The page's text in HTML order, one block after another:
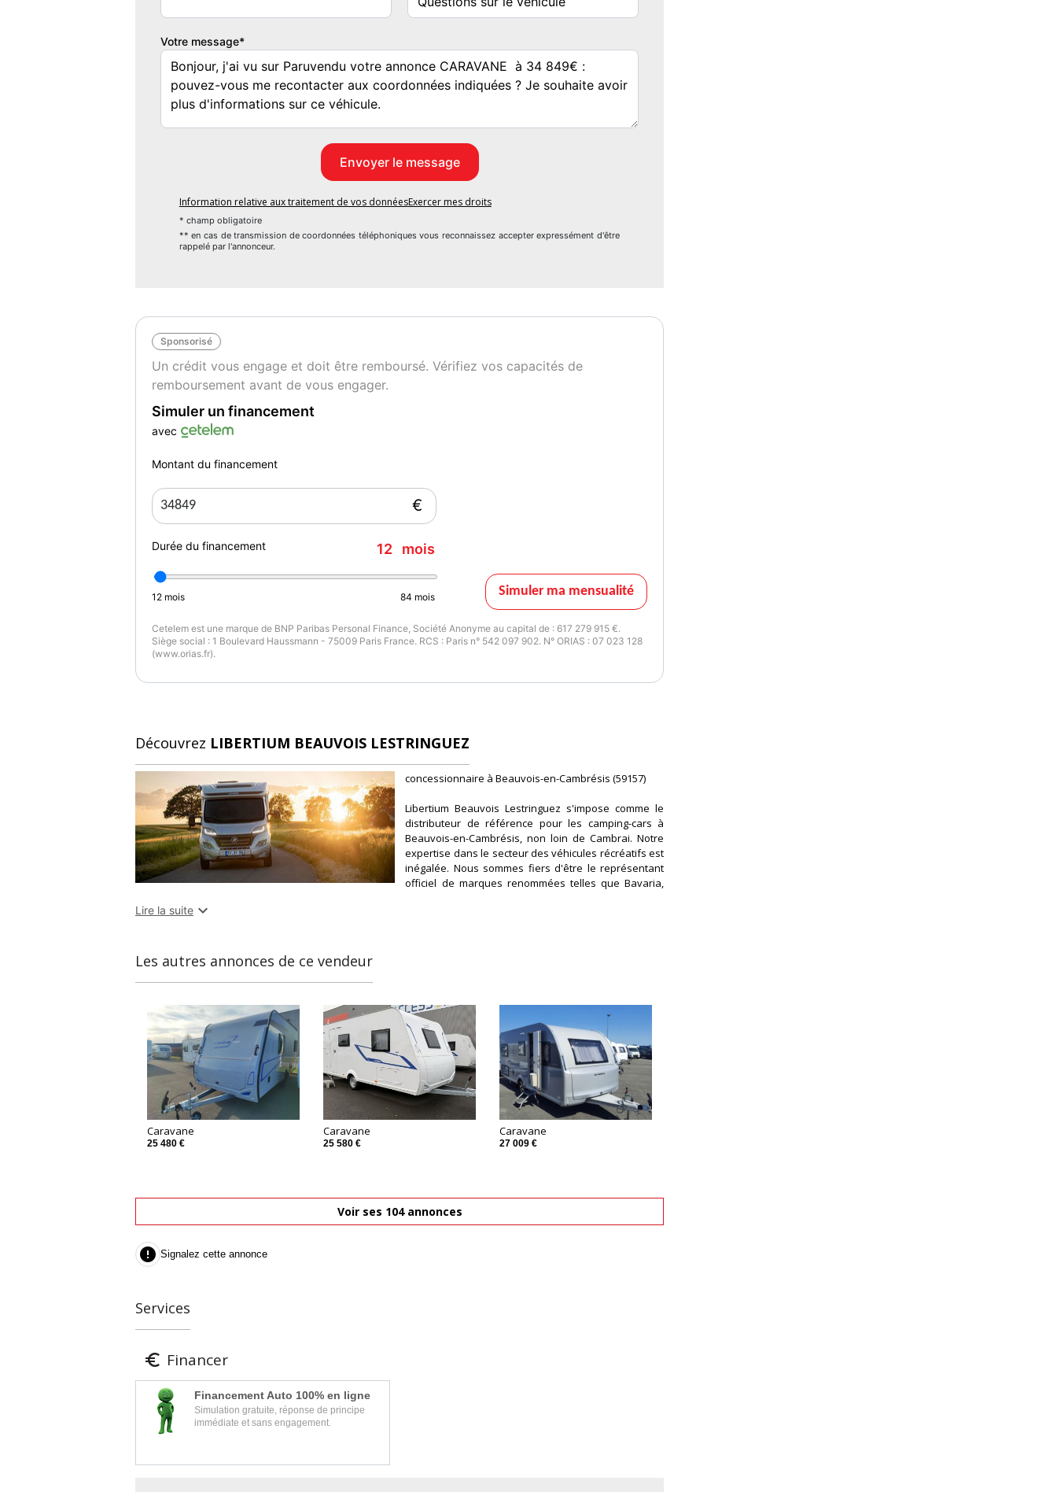
Votre message*
Information relative aux traitement de vos donnéesExercer mes droits
* champ obligatoire
** en cas de transmission de coordonnées téléphoniques vous reconnaissez accepter expressément d'être
rappelé par l'annonceur.
Sponsorisé
Un crédit vous engage et doit être remboursé. Vérifiez vos capacités de
remboursement avant de vous engager.
Simuler un financement
avec
Montant du financement
€
Durée du financement 12 mois
12 mois 84 mois Simuler ma mensualité
Cetelem est une marque de BNP Paribas Personal Finance, Société Anonyme au capital de : 617 279 915 €.
Siège social : 1 Boulevard Haussmann - 75009 Paris France. RCS : Paris n° 542 097 902. N° ORIAS : 07 023 128
(www.orias.fr).
Découvrez LIBERTIUM BEAUVOIS LESTRINGUEZ
concessionnaire à Beauvois-en-Cambrésis (59157)
Libertium Beauvois Lestringuez s'impose comme le
distributeur de référence pour les camping-cars à
Beauvois-en-Cambrésis, non loin de Cambrai. Notre
expertise dans le secteur des véhicules récréatifs est
inégalée. Nous sommes fiers d'être le représentant
officiel de marques renommées telles que Bavaria,
Lire la suite 
Les autres annonces de ce vendeur
Caravane
25 480 €
Caravane
25 580 €
Caravane
27 009 €
Voir ses 104 annonces
 Signalez cette annonce
Services
 Financer
Financement Auto 100% en ligne
Simulation gratuite, réponse de principe
immédiate et sans engagement.